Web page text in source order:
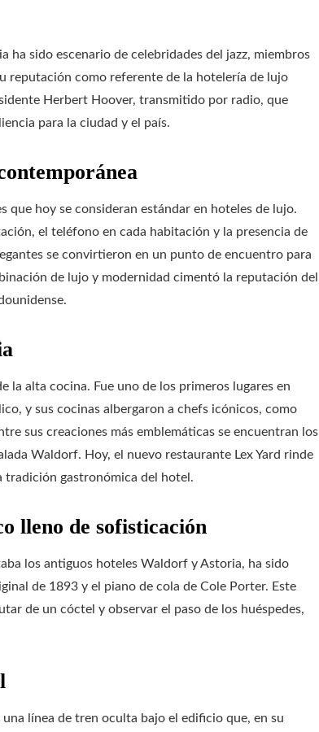
ha sido escenario de celebridades del jazz, miembros
reputación como referente de la hotelería de lujo
Herbert Hoover, transmitido por radio, que
para la ciudad y el país.
hoy se consideran estándar en hoteles de lujo.
el teléfono en cada habitación y la presencia de
se convirtieron en un punto de encuentro para
de lujo y modernidad cimentó la reputación del
la alta cocina. Fue uno de los primeros lugares en
y sus cocinas albergaron a chefs icónicos, como
sus creaciones más emblemáticas se encuentran los
Waldorf. Hoy, el nuevo restaurante Lex Yard rinde
tradición gastronómica del hotel.
lleno de sofisticación
los antiguos hoteles Waldorf y Astoria, ha sido
de 1893 y el piano de cola de Cole Porter. Este
de un cóctel y observar el paso de los huéspedes,
línea de tren oculta bajo el edificio que, en su